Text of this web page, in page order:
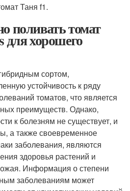
Таня f1.
поливать томат
для хорошего
сортом,
устойчивость к ряду
томатов, что является
преимуществ. Однако,
к болезням не существует, и
а также своевременное
заболевания, являются
здоровья растений и
Информация о степени
заболеваниям может